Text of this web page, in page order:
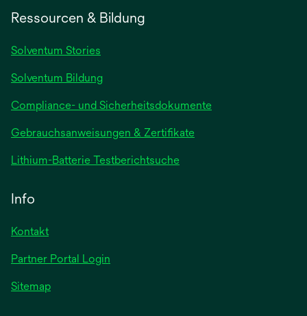
Registerkarte
Ressourcen & Bildung
Solventum Stories
Solventum Bildung
Compliance- und Sicherheitsdokumente
Gebrauchsanweisungen & Zertifikatewird
Lithium-Batterie Testberichtsuchewird
Info
Kontakt
Partner Portal Login
Sitemap